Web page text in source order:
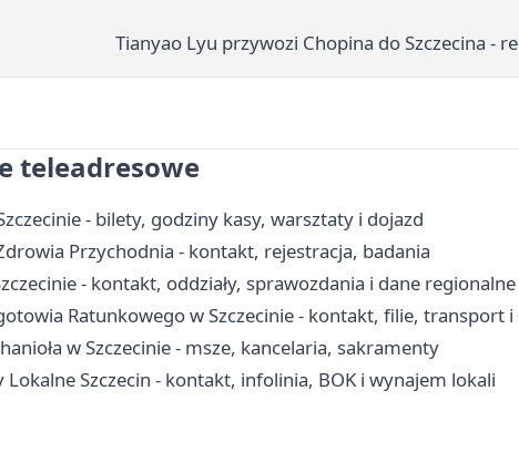
Tianyao Lyu przywozi Chopina do Szczecina -
teleadresowe
- bilety, godziny kasy, warsztaty i dojazd
Przychodnia - kontakt, rejestracja, badania
- kontakt, oddziały, sprawozdania i dane regionalne
Ratunkowego w Szczecinie - kontakt, filie, transport i
w Szczecinie - msze, kancelaria, sakramenty
Lokalne Szczecin - kontakt, infolinia, BOK i wynajem lokali